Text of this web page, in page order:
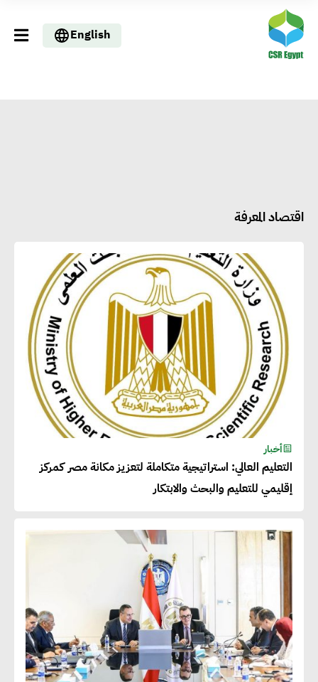
English
اقتصاد المعرفة
أخبار
التعليم العالي: استراتيجية متكاملة لتعزيز مكانة مصر كمركز
إقليمي للتعليم والبحث والابتكار